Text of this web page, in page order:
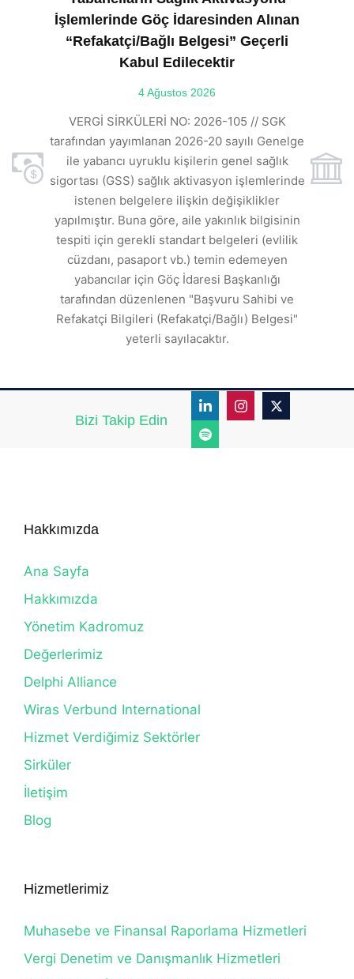
İşlemlerinde Göç İdaresinden Alınan
“Refakatçi/Bağlı Belgesi” Geçerli
Kabul Edilecektir
4 Ağustos 2026
VERGİ SİRKÜLERİ NO: 2026-105 // SGK
tarafından yayımlanan 2026-20 sayılı Genelge
ile yabancı uyruklu kişilerin genel sağlık
sigortası (GSS) sağlık aktivasyon işlemlerinde
istenen belgelere ilişkin değişiklikler
yapılmıştır. Buna göre, aile yakınlık bilgisinin
tespiti için gerekli standart belgeleri (evlilik
cüzdanı, pasaport vb.) temin edemeyen
yabancılar için Göç İdaresi Başkanlığı
tarafından düzenlenen "Başvuru Sahibi ve
Refakatçi Bilgileri (Refakatçi/Bağlı) Belgesi"
yeterli sayılacaktır.
Bizi Takip Edin
Hakkımızda
Ana Sayfa
Hakkımızda
Yönetim Kadromuz
Değerlerimiz
Delphi Alliance
Wiras Verbund International
Hizmet Verdiğimiz Sektörler
Sirküler
İletişim
Blog
Hizmetlerimiz
Muhasebe ve Finansal Raporlama Hizmetleri
Vergi Denetim ve Danışmanlık Hizmetleri